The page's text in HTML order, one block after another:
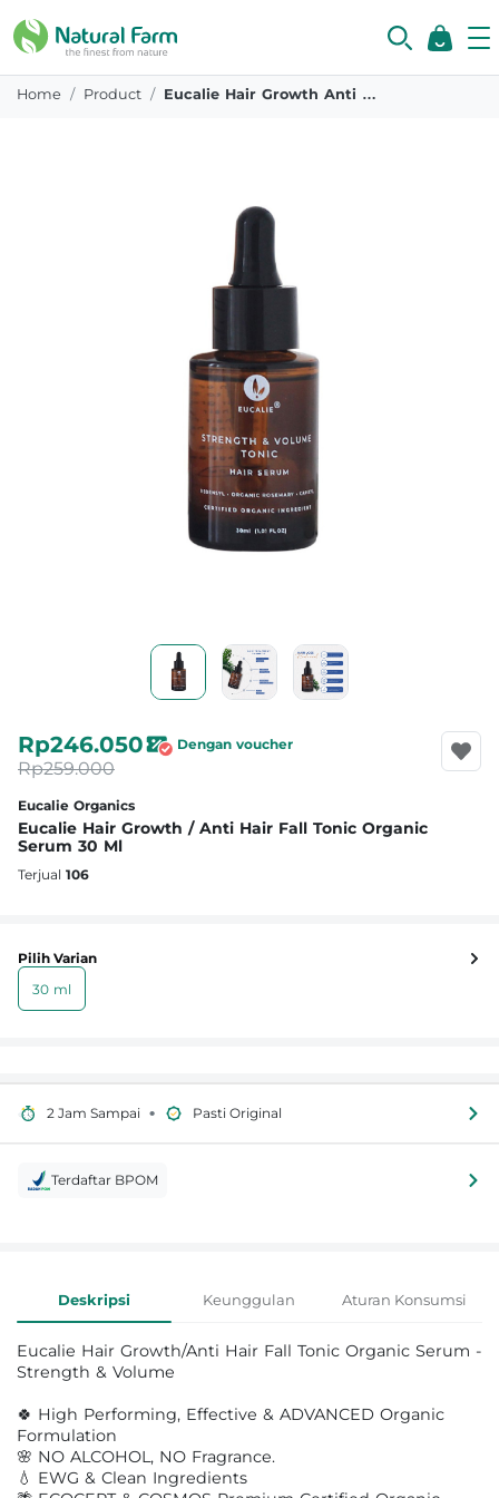
Home Product Eucalie Hair Growth Anti Hair Fall Tonic Organic Serum 30 Ml
Eucalie Organics
Eucalie Hair Growth / Anti Hair Fall Tonic Organic
Serum 30 Ml
Terjual 106
Rp246.050 Dengan voucher
Rp259.000
Pilih Varian
30 ml
2 Jam Sampai • Pasti Original
Terdaftar BPOM
Informasi Produk
Deskripsi Keunggulan Aturan Konsumsi
Eucalie Hair Growth/Anti Hair Fall Tonic Organic Serum -
Strength & Volume
🍀 High Performing, Effective & ADVANCED Organic
Formulation
🌸 NO ALCOHOL, NO Fragrance.
💧 EWG & Clean Ingredients